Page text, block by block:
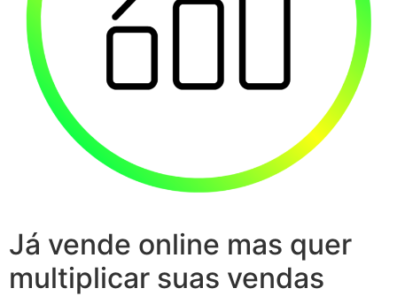
Já vende online mas quer
multiplicar suas vendas